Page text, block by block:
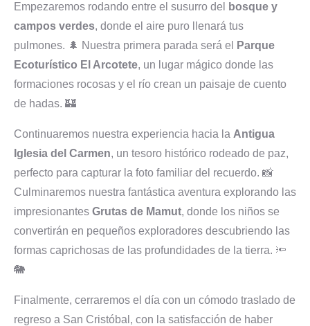
Empezaremos rodando entre el susurro del
bosque y
campos verdes, donde el aire puro llenará tus
pulmones. 🌲 Nuestra primera parada será el
Parque
Ecoturístico El Arcotete, un lugar mágico donde las
formaciones rocosas y el río crean un paisaje de cuento
de hadas. 🏰
Continuaremos nuestra experiencia hacia la Antigua
Iglesia del Carmen, un tesoro histórico rodeado de paz,
perfecto para capturar la foto familiar del recuerdo. 📸
Culminaremos nuestra fantástica aventura explorando las
impresionantes Grutas de Mamut, donde los niños se
convertirán en pequeños exploradores descubriendo las
formas caprichosas de las profundidades de la tierra. 🔦
🐘
Finalmente, cerraremos el día con un cómodo traslado de
regreso a San Cristóbal, con la satisfacción de haber